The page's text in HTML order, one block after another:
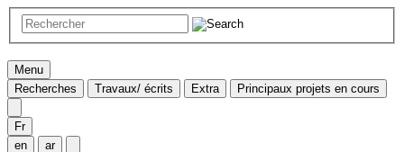
Menu
Recherches
Travaux/ écrits Extra Principaux projets en cours
Fr
en
ar